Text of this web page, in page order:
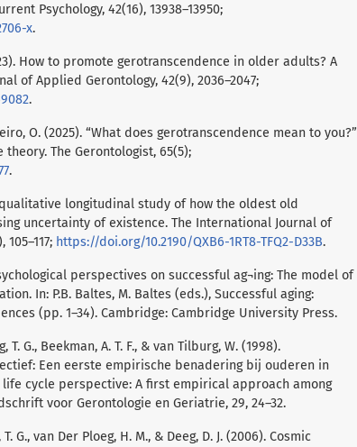
Psychology, 42(16), 13938–13950;
x.
How to promote gerotranscendence in older adults? A
of Applied Gerontology, 42(9), 2036–2047;
.
O. (2025). “What does gerotranscendence mean to you?”
The Gerontologist, 65(5);
.
qualitative longitudinal study of how the oldest old
uncertainty of existence. The International Journal of
https://doi.org/10.2190/QXB6-1RT8-TFQ2-D33B.
perspectives on successful ag¬ing: The model of
In: P.B. Baltes, M. Baltes (eds.), Successful aging:
(pp. 1–34). Cambridge: Cambridge University Press.
T. G., Beekman, A. T. F., & van Tilburg, W. (1998).
Een eerste empirische benadering bij ouderen in
cycle perspective: A first empirical approach among
voor Gerontologie en Geriatrie, 29, 24–32.
G., van Der Ploeg, H. M., & Deeg, D. J. (2006). Cosmic